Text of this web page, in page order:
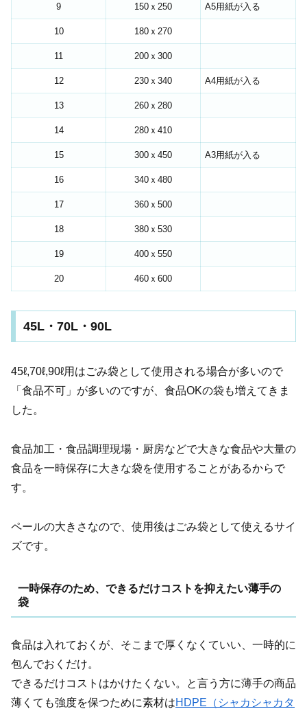
9 150ｘ250 A5用紙が入る
10 180ｘ270
11 200ｘ300
12 230ｘ340 A4用紙が入る
13 260ｘ280
14 280ｘ410
15 300ｘ450 A3用紙が入る
16 340ｘ480
17 360ｘ500
18 380ｘ530
19 400ｘ550
20 460ｘ600
45L・70L・90L
45ℓ,70ℓ,90ℓ用はごみ袋として使用される場合が多いので
「食品不可」が多いのですが、食品OKの袋も増えてきま
した。
食品加工・食品調理現場・厨房などで大きな食品や大量の
食品を一時保存に大きな袋を使用することがあるからで
す。
ペールの大きさなので、使用後はごみ袋として使えるサイ
ズです。
一時保存のため、できるだけコストを抑えたい薄手の
袋
食品は入れておくが、そこまで厚くなくていい、一時的に
包んでおくだけ。
できるだけコストはかけたくない。と言う方に薄手の商品
薄くても強度を保つために素材はHDPE（シャカシャカタ